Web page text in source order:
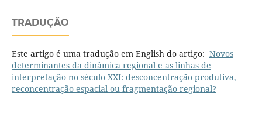
TRADUÇÃO
Este artigo é uma tradução em English do artigo: Novos
determinantes da dinâmica regional e as linhas de
interpretação no século XXI: desconcentração produtiva,
reconcentração espacial ou fragmentação regional?